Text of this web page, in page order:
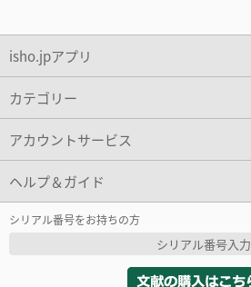
isho.jpアプリ
カテゴリー
アカウントサービス
ヘルプ＆ガイド
シリアル番号をお持ちの方
シリアル番号入力